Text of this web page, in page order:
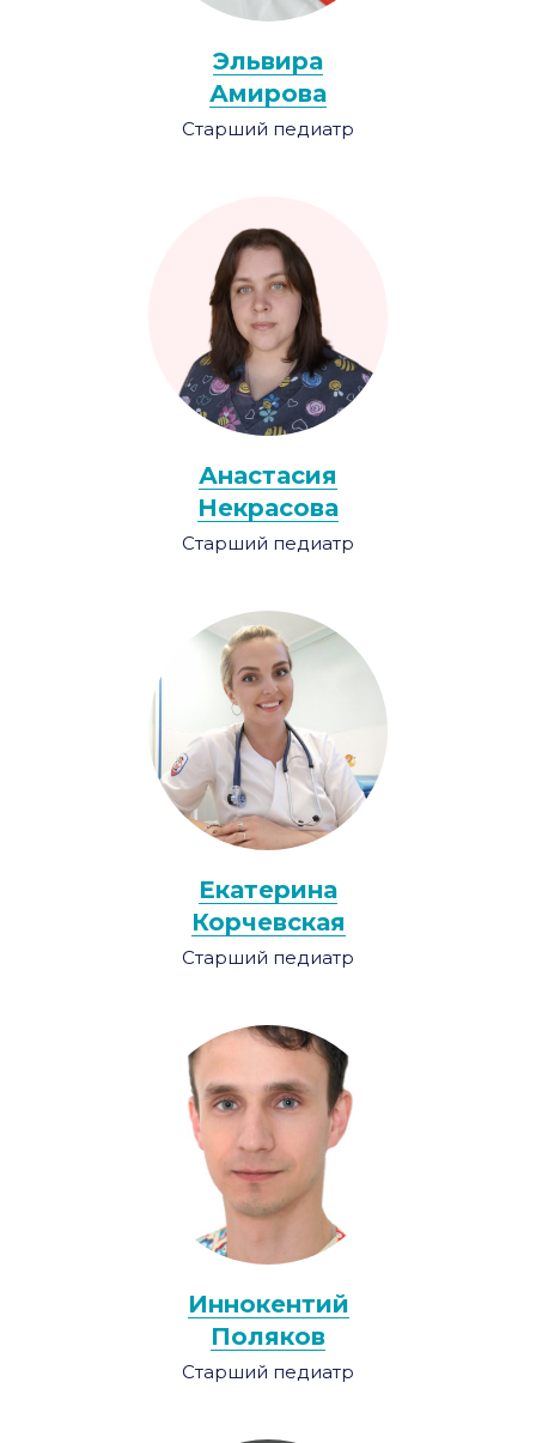
Эльвира
Амирова
Старший педиатр
Анастасия
Некрасова
Старший педиатр
Екатерина
Корчевская
Старший педиатр
Иннокентий
Поляков
Старший педиатр